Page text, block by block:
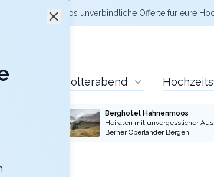
Jetzt kostenlos unverbindliche Offertefür eure
Polterabend
Berghotel Hahnenmoos
Heiraten mit unvergesslicher
Berner Oberländer Bergen